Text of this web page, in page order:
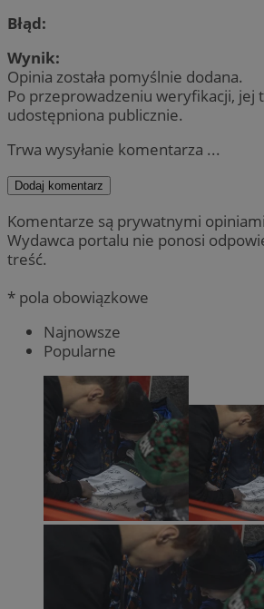
Błąd:
Wynik:
Opinia została pomyślnie dodana.
Po przeprowadzeniu weryfikacji, jej
udostępniona publicznie.
Trwa wysyłanie komentarza ...
Dodaj komentarz
Komentarze są prywatnymi
Wydawca portalu nie ponosi
treść.
* pola obowiązkowe
Najnowsze
Popularne